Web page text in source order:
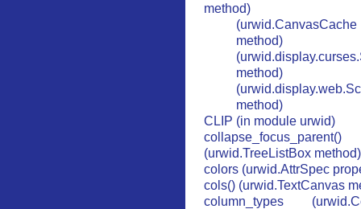
method)
method)
method)
method)
CLIP (in module urwid)
collapse_focus_parent()
(urwid.TreeListBox method)
colors (urwid.AttrSpec
cols() (urwid.TextCanvas
column_types